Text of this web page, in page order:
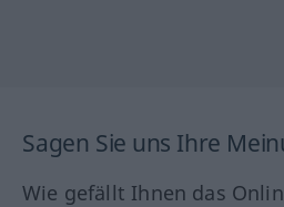
Sagen Sie uns Ihre
Wie gefällt Ihnen das